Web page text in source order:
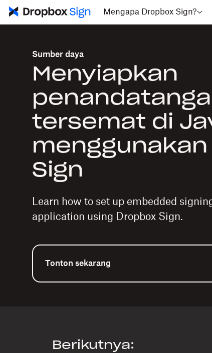
Mengapa Dropbox Sign?
Sumber daya
Menyiapkan
tersemat di
menggunakan
Sign
Learn how to set up embedded
application using Dropbox Sign.
Tonton sekarang
Berikutnya: